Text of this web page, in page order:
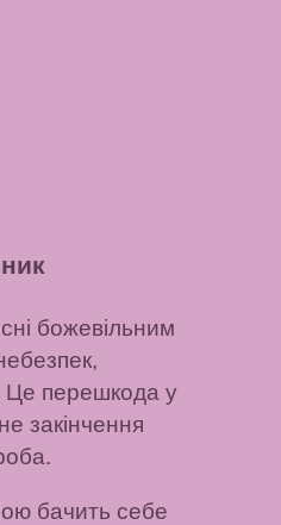
божевільним
Це перешкода у
закінчення
бачить себе